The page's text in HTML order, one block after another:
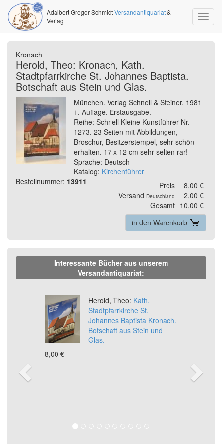
Adalbert Gregor SchmidtVersandantiquariat&
Verlag
Kronach
Herold, Theo: Kronach, Kath.
Stadtpfarrkirche St. Johannes Baptista.
Botschaft aus Stein und Glas.
München. Verlag Schnell & Steiner. 1981
1. Auflage. Erstausgabe.
Reihe: Schnell Kleine Kunstführer Nr.
1273. 23 Seiten mit Abbildungen,
Broschur, Besitzerstempel, sehr schön
erhalten. 17 x 12 cm sehr selten rar!
Sprache: Deutsch
Katalog: Kirchenführer
Bestellnummer: 13911 Preis
8,00 €
Versand Deutschland
2,00 €
Gesamt 10,00 €
in den Warenkorb
Interessante Bücher aus unserem
Versandantiquariat:
Herold, Theo: Kath.
Stadtpfarrkirche St.
Johannes Baptista Kronach.
Botschaft aus Stein und
Glas.
8,00 €
Previous